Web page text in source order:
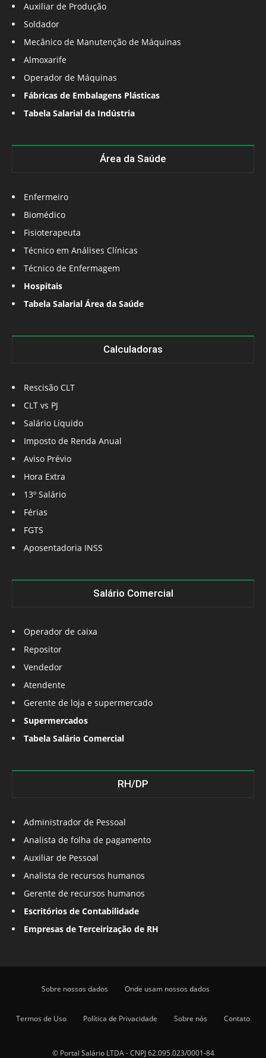
Auxiliar de Produção
Soldador
Mecânico de Manutenção de Máquinas
Almoxarife
Operador de Máquinas
Fábricas de Embalagens Plásticas
Tabela Salarial da Indústria
Área da Saúde
Enfermeiro
Biomédico
Fisioterapeuta
Técnico em Análises Clínicas
Técnico de Enfermagem
Hospitais
Tabela Salarial Área da Saúde
Calculadoras
Rescisão CLT
CLT vs PJ
Salário Líquido
Imposto de Renda Anual
Aviso Prévio
Hora Extra
13º Salário
Férias
FGTS
Aposentadoria INSS
Salário Comercial
Operador de caixa
Repositor
Vendedor
Atendente
Gerente de loja e supermercado
Supermercados
Tabela Salário Comercial
RH/DP
Administrador de Pessoal
Analista de folha de pagamento
Auxiliar de Pessoal
Analista de recursos humanos
Gerente de recursos humanos
Escritórios de Contabilidade
Empresas de Terceirização de RH
Sobre nossos dados Onde usam nossos dados
Termos de Uso Política de Privacidade Sobre nós Contato
© Portal Salário LTDA - CNPJ 62.095.023/0001-84